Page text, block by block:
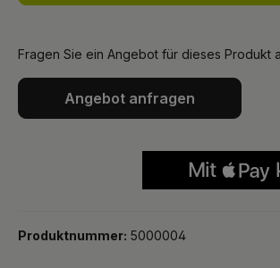
Fragen Sie ein Angebot für dieses Produkt
Angebot anfragen
Produktnummer: 5000004